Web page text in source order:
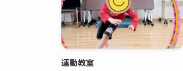
運動教室